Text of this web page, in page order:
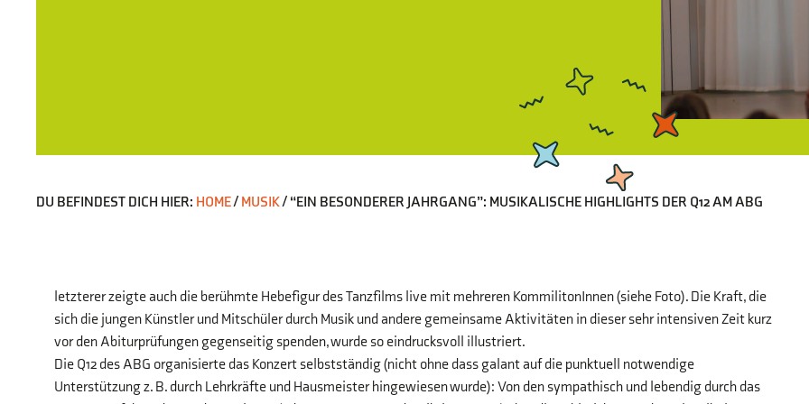
DU BEFINDEST DICH HIER: HOME/ MUSIK/ “EIN BESONDERER JAHRGANG”: MUSIKALISCHE HIGHLIGHTS DER Q12 AM ABG
letzterer zeigte auch die berühmte Hebefigur des Tanzfilms live mit mehreren KommilitonInnen (siehe Foto). Die Kraft, die
sich die jungen Künstler und Mitschüler durch Musik und andere gemeinsame Aktivitäten in dieser sehr intensiven Zeit kurz
vor den Abiturprüfungen gegenseitig spenden, wurde so eindrucksvoll illustriert.
Die Q12 des ABG organisierte das Konzert selbstständig (nicht ohne dass galant auf die punktuell notwendige
Unterstützung z. B. durch Lehrkräfte und Hausmeister hingewiesen wurde): Von den sympathisch und lebendig durch das